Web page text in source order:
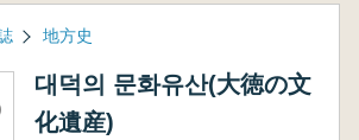
地方史
대덕의 문화유산(大徳の文
化遺産)